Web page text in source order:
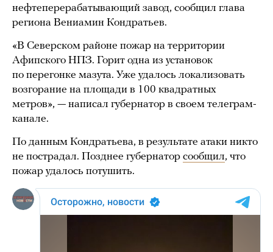
нефтеперерабатывающий завод, сообщил глава
региона Вениамин Кондратьев.
«В Северском районе пожар на территории
Афипского НПЗ. Горит одна из установок
по перегонке мазута. Уже удалось локализовать
возгорание на площади в 100 квадратных
метров», — написал губернатор в своем телеграм-
канале.
По данным Кондратьева, в результате атаки никто
не пострадал. Позднее губернатор сообщил, что
пожар удалось потушить.